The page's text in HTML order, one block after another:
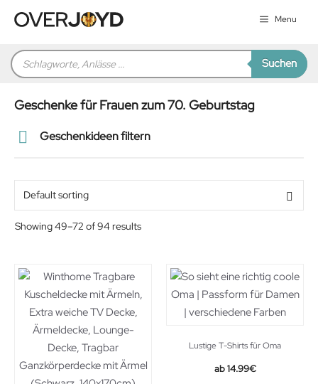
Inhalt
Menu
Products
search Suchen
Geschenke für Frauen zum 70. Geburtstag
Geschenkideen filtern
Beziehung
Showing 49–72 of 94 results
Lustige T-Shirts für Oma
14.99€